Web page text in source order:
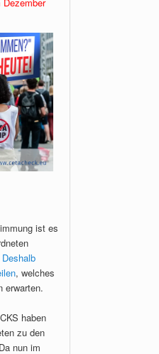
ist es
Deshalb
, welches
erwarten.
haben
zu den
nun im